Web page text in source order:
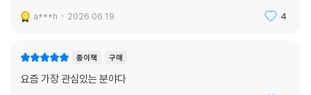
이러한 파국을 막기 위해 저자는 강대국 간의 ‘선택적 타협’과 ‘효과적 억지
쟁을 피하며, 군비 경쟁을 제한해야 한다. 무엇보다 위기 상황에서 서로의
공포를 이해하고 오판을 막기 위해, 강대국 지도자들 간의 지속적인 대화
a***h 2026.06.19. 4
종이책 구매
요즘 가장 관심있는 분야다